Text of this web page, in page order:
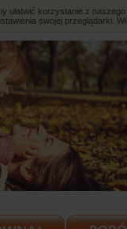
ułatwić korzystanie z
swojej przeglądarki.